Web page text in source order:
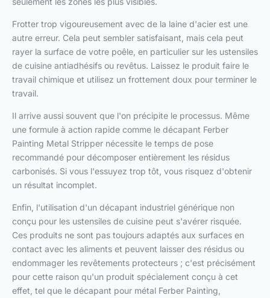
Frotter trop vigoureusement avec de la laine d'acier est une
autre erreur. Cela peut sembler satisfaisant, mais cela peut
rayer la surface de votre poêle, en particulier sur les ustensiles
de cuisine antiadhésifs ou revêtus. Laissez le produit faire le
travail chimique et utilisez un frottement doux pour terminer le
travail.
Il arrive aussi souvent que l'on précipite le processus. Même
une formule à action rapide comme le décapant Ferber
Painting Metal Stripper nécessite le temps de pose
recommandé pour décomposer entièrement les résidus
carbonisés. Si vous l'essuyez trop tôt, vous risquez d'obtenir
un résultat incomplet.
Enfin, l'utilisation d'un décapant industriel générique non
conçu pour les ustensiles de cuisine peut s'avérer risquée.
Ces produits ne sont pas toujours adaptés aux surfaces en
contact avec les aliments et peuvent laisser des résidus ou
endommager les revêtements protecteurs ; c'est précisément
pour cette raison qu'un produit spécialement conçu à cet
effet, tel que le décapant pour métal Ferber Painting,